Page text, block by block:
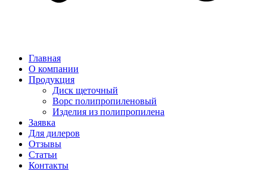
Главная
О компании
Продукция
Диск щеточный
Ворс полипропиленовый
Изделия из полипропилена
Заявка
Для дилеров
Отзывы
Статьи
Контакты